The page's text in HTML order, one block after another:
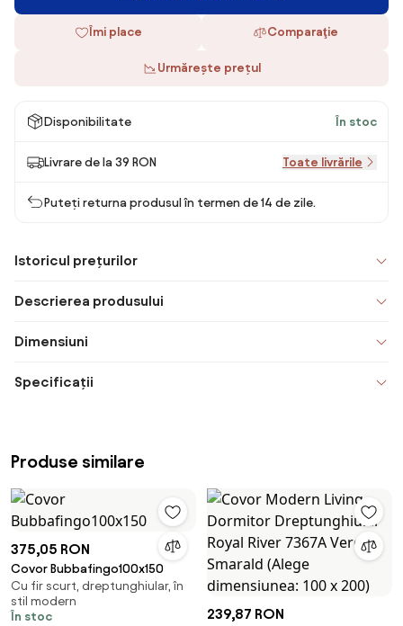
Îmi place Comparaţie
Urmărește prețul
Disponibilitate În stoc
Livrare de la 39 RON Toate livrările
Puteți returna produsul în termen de 14 de zile.
Istoricul prețurilor
Descrierea produsului
Dimensiuni
Specificații
Produse similare
375,05 RON
Covor Bubbafingo100x150
Cu fir scurt, dreptunghiular, în
stil modern
În stoc
239,87 RON